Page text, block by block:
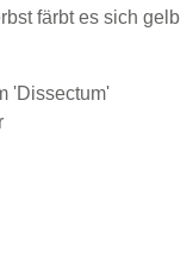
färbt es sich gelb
'Dissectum'